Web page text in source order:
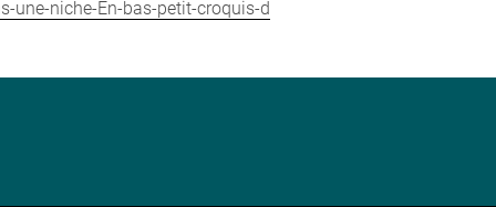
une-niche-En-bas-petit-croquis-d